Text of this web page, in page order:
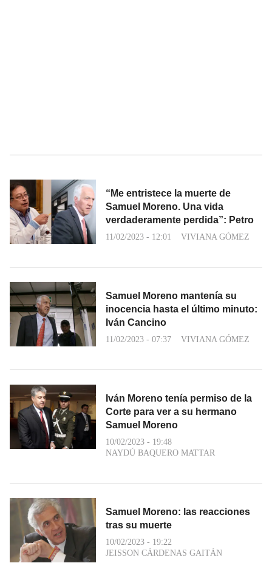
“Me entristece la muerte de
Samuel Moreno. Una vida
verdaderamente perdida”: Petro
11/02/2023 - 12:01 VIVIANA GÓMEZ
Samuel Moreno mantenía su
inocencia hasta el último minuto:
Iván Cancino
11/02/2023 - 07:37 VIVIANA GÓMEZ
Iván Moreno tenía permiso de la
Corte para ver a su hermano
Samuel Moreno
10/02/2023 - 19:48
NAYDÚ BAQUERO MATTAR
Samuel Moreno: las reacciones
tras su muerte
10/02/2023 - 19:22
JEISSON CÁRDENAS GAITÁN